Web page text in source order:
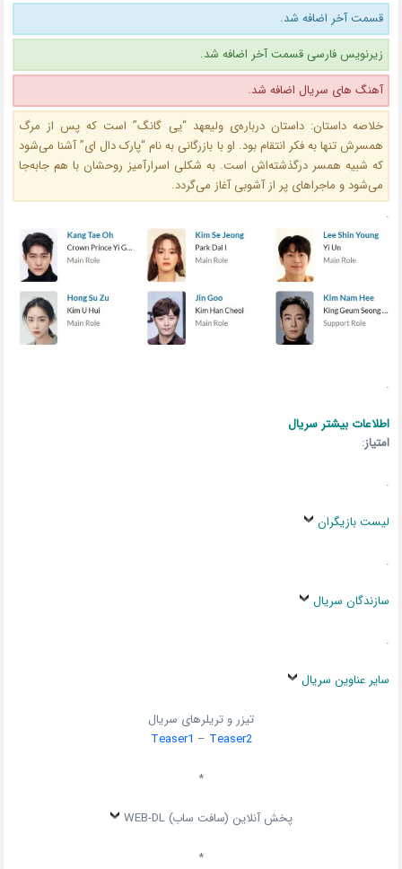
قسمت آخر اضافه شد.
زیرنویس فارسی قسمت آخر اضافه شد.
آهنگ های سریال اضافه شد.
خلاصه داستان: داستان درباره‌ی ولیعهد “یی گانگ” است که پس از مرگ
همسرش تنها به فکر انتقام بود. او با بازرگانی به نام “پارک دال ای” آشنا می‌شود
که شبیه همسر درگذشته‌اش است. به شکلی اسرارآمیز روحشان با هم جابه‌جا
می‌شود و ماجراهای پر از آشوبی آغاز می‌گردد.
.
.
اطلاعات بیشتر سریال
امتیاز:
.
لیست بازیگران
.
سازندگان سریال
.
سایر عناوین سریال
تیزر و تریلرهای سریال
Teaser1 – Teaser2
*
پخش آنلاین (سافت ساب) WEB-DL
*